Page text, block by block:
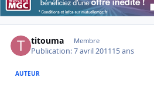
titouma Membre
Publication:7 avril 201115 ans
AUTEUR